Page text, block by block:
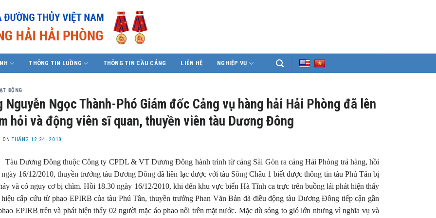
THÔNG TIN LUỒNG THÔNG TIN CẦU CẢNG LIÊN HỆ NGHIỆP VỤ
ĐỘNG
Nguyễn Ngọc Thành-Phó Giám đốc Cảng vụ hàng hải Hải Phòng đã lên
hỏi và động viên sĩ quan, thuyền viên tàu Dương Đông
ONTHÁNG 12 24, 2010
Tàu Dương Đông thuộc Công ty CPDL & VT Dương Đông hành trình từ cảng Sài Gòn ra cảng Hải Phòng trả hàng, hồi
16/12/2010, thuyền trưởng tàu Dương Đông đã liên lạc được với tàu Sông Châu 1 biết được thông tin tàu Phú Tân bị
và có nguy cơ bị chìm. Hồi 18.30 ngày 16/12/2010, khi đến khu vực biển Hà Tĩnh ca trực trên buồng lái phát hiện thấy
cấp cứu từ phao EPIRB của tàu Phú Tân, thuyền trưởng Phan Văn Bản đã điều động tàu Dương Đông tiếp cận gần
EPIRB trên và phát hiện thấy 02 người mặc áo phao nổi trên mặt nước. Mặc dù sóng to gió lớn nhưng vì nghĩa vụ và